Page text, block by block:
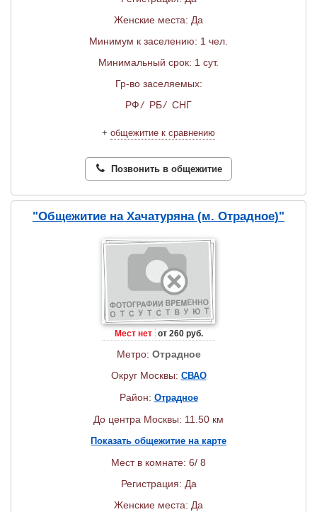
Женские места: Да
Минимум к заселению: 1 чел.
Минимальный срок: 1 сут.
Гр-во заселяемых:
РФ/ РБ/ СНГ
+ общежитие к сравнению
Позвонить в общежитие
"Общежитие на Хачатуряна (м. Отрадное)"
Мест нет от 260 руб.
Метро: Отрадное
Округ Москвы: СВАО
Район: Отрадное
До центра Москвы: 11.50 км
Показать общежитие на карте
Мест в комнате: 6/ 8
Регистрация: Да
Женские места: Да